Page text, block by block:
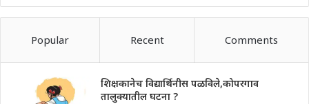
Popular Recent Comments
शिक्षकानेच विद्यार्थिनीस पळविले,कोपरगाव
तालुक्यातील घटना ?